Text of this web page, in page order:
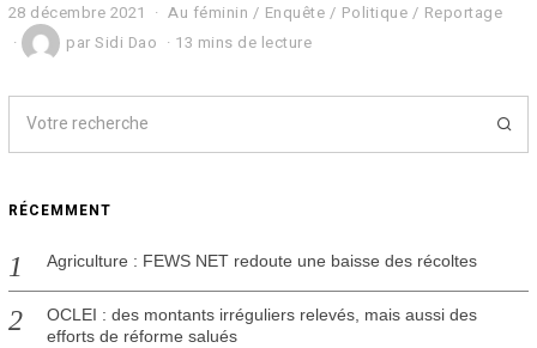
28 décembre 2021
8
c
e
0
2
1
Au féminin / Enquête / Politique / Reportage
parSidi Dao 13 mins de lecture
RÉCEMMENT
Agriculture : FEWS NET redoute une baisse des récoltes
OCLEI : des montants irréguliers relevés, mais aussi des
efforts de réforme salués